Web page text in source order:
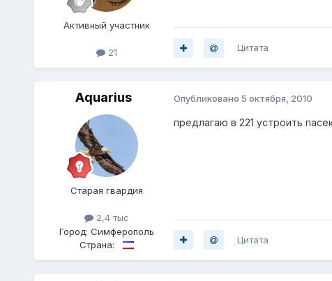
Активный участник
21 Цитата
Aquarius
Старая гвардия
2,4 тыс
Город: Симферополь
Страна:
Опубликовано 5 октября, 2010
предлагаю в 221 устроить
Цитата